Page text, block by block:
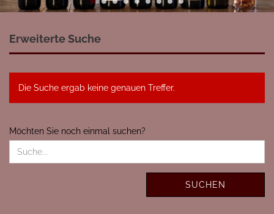
Erweiterte Suche
Die Suche ergab keine genauen Treffer.
MÖCHTEN
SIE
NOCH
Möchten Sie noch einmal suchen?
SUCHEN